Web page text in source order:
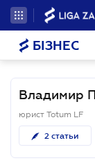
БІЗНЕС
Владимир
юрист Totum LF
2 статьи